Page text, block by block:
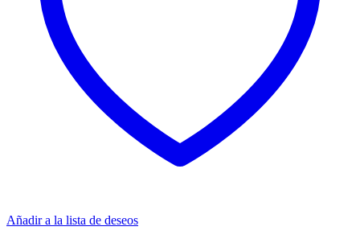
Añadir a la lista de deseos